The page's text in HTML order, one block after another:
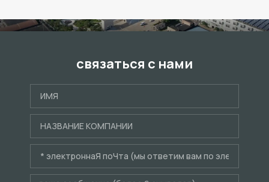
связаться с нами